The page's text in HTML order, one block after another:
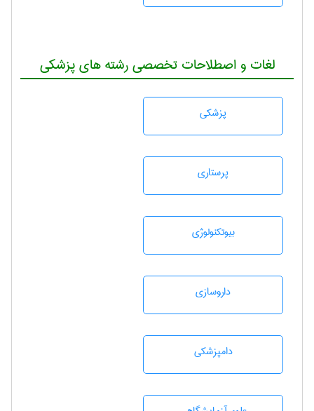
لغات و اصطلاحات تخصصی رشته های پزشکی
پزشكی
پرستاری
بيوتكنولوژی
داروسازی
دامپزشكی